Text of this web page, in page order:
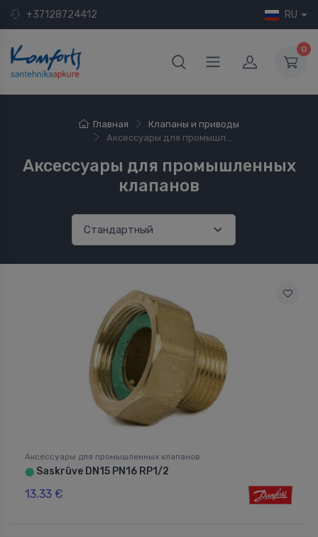
+37128724412 RU
0
Главная
Клапаны и приводы
Аксессуары для промышл...
Аксессуары для промышленных
клапанов
Аксессуары для промышленных клапанов
⬤ Saskrūve DN15 PN16 RP1/2
13.33 €